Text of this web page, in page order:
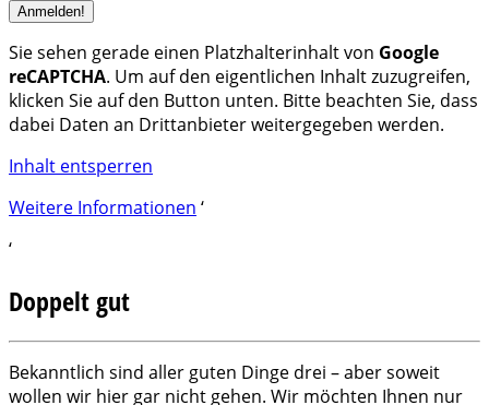
Sie sehen gerade einen Platzhalterinhalt von Google
reCAPTCHA. Um auf den eigentlichen Inhalt zuzugreifen,
klicken Sie auf den Button unten. Bitte beachten Sie, dass
dabei Daten an Drittanbieter weitergegeben werden.
Inhalt entsperren
Weitere Informationen ‘
‘
Doppelt gut
Bekanntlich sind aller guten Dinge drei – aber soweit
wollen wir hier gar nicht gehen. Wir möchten Ihnen nur